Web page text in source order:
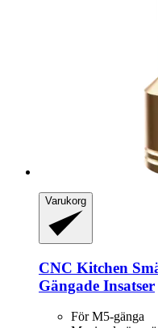
Varukorg
CNC Kitchen
Gängade Insatser
För M5-gänga